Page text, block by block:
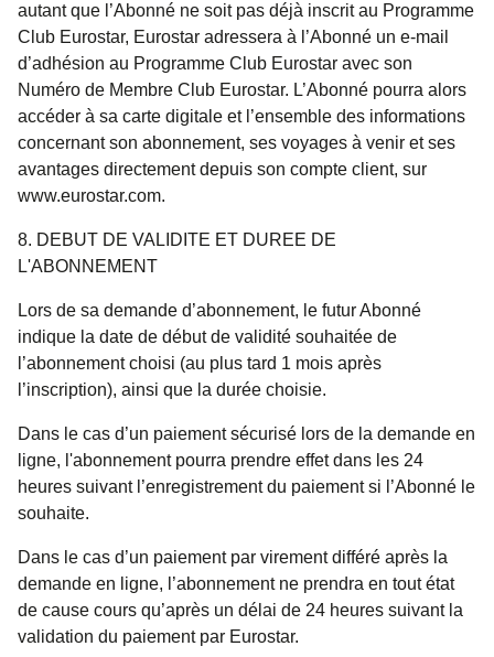
autant que l’Abonné ne soit pas déjà inscrit au Programme
Club Eurostar, Eurostar adressera à l’Abonné un e-mail
d’adhésion au Programme Club Eurostar avec son
Numéro de Membre Club Eurostar. L’Abonné pourra alors
accéder à sa carte digitale et l’ensemble des informations
concernant son abonnement, ses voyages à venir et ses
avantages directement depuis son compte client, sur
www.eurostar.com.
8. DEBUT DE VALIDITE ET DUREE DE
L'ABONNEMENT
Lors de sa demande d’abonnement, le futur Abonné
indique la date de début de validité souhaitée de
l’abonnement choisi (au plus tard 1 mois après
l’inscription), ainsi que la durée choisie.
Dans le cas d’un paiement sécurisé lors de la demande en
ligne, l'abonnement pourra prendre effet dans les 24
heures suivant l’enregistrement du paiement si l’Abonné le
souhaite.
Dans le cas d’un paiement par virement différé après la
demande en ligne, l’abonnement ne prendra en tout état
de cause cours qu’après un délai de 24 heures suivant la
validation du paiement par Eurostar.